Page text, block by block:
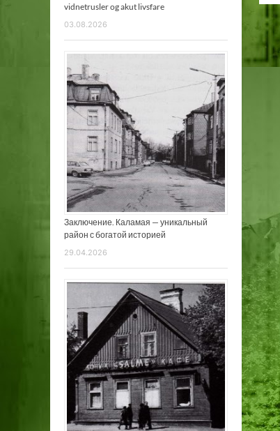
vidnetrusler og akut livsfare
03.08.2026
Заключение. Каламая — уникальный
район с богатой историей
29.04.2026